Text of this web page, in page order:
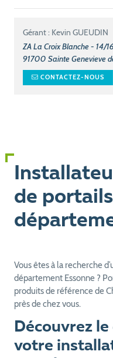
Gérant : Kevin GUEUDIN
ZA La Croix Blanche - 14/
91700 Sainte Genevieve
CONTACTEZ-NOUS
de
Vous êtes à la recherche
département Essonne ?
produits de référence de
près de chez vous.
Découvrez
votre